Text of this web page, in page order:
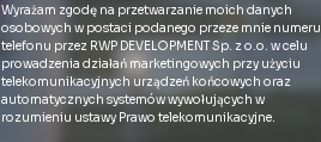
Wyrażam zgodę na przetwarzanie moich danych
osobowych w postaci podanego przeze mnie numeru
telefonu przez RWP DEVELOPMENT Sp. z o.o. w celu
prowadzenia działań marketingowych przy użyciu
telekomunikacyjnych urządzeń końcowych oraz
automatycznych systemów wywołujących w
rozumieniu ustawy Prawo telekomunikacyjne.